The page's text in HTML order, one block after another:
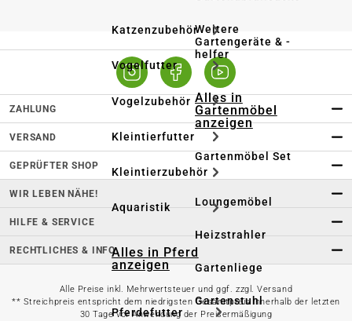
Katzenzubehör
Vogelfutter
Vogelzubehör
Kleintierfutter
Kleintierzubehör
Aquaristik
Alles in Pferd
anzeigen
Pferdefutter
Weitere
Gartengeräte & -
helfer
Alles in
Gartenmöbel
anzeigen
Gartenmöbel Set
Loungemöbel
Heizstrahler
Gartenliege
Gartenstuhl
ZAHLUNG
VERSAND
GEPRÜFTER SHOP
WIR LEBEN NÄHE!
HILFE & SERVICE
RECHTLICHES & INFO
Alle Preise inkl. Mehrwertsteuer und ggf. zzgl. Versand
** Streichpreis entspricht dem niedrigsten Gesamtpreis innerhalb der letzten
30 Tage vor Anwendung der Preisermäßigung